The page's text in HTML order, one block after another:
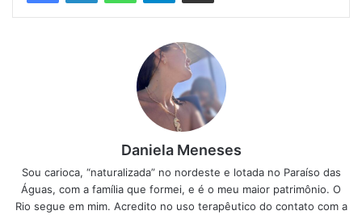
Daniela Meneses
Sou carioca, “naturalizada” no nordeste e lotada no Paraíso das
Águas, com a família que formei, e é o meu maior patrimônio. O
Rio segue em mim. Acredito no uso terapêutico do contato com a